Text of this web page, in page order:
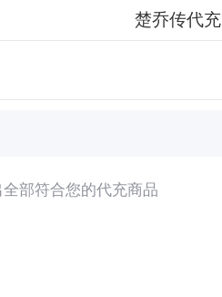
楚乔传代充
部符合您的代充商品